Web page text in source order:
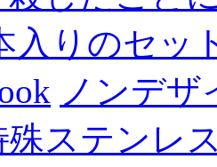
入りのセッ
ノンデザ
殊ステンレ